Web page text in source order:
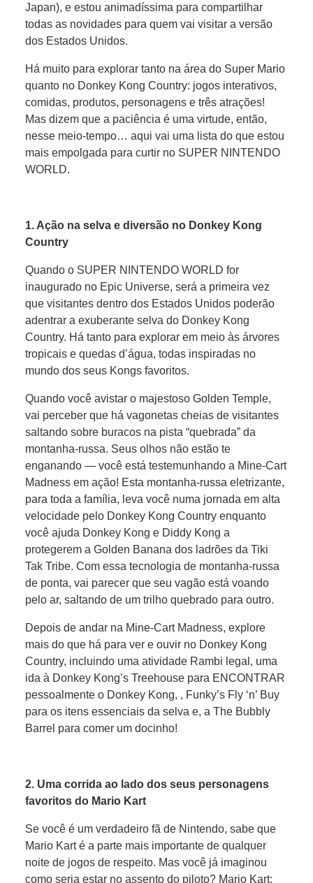
Japan), e estou animadíssima para compartilhar
todas as novidades para quem vai visitar a versão
dos Estados Unidos.
Há muito para explorar tanto na área do Super Mario
quanto no Donkey Kong Country: jogos interativos,
comidas, produtos, personagens e três atrações!
Mas dizem que a paciência é uma virtude, então,
nesse meio-tempo… aqui vai uma lista do que estou
mais empolgada para curtir no SUPER NINTENDO
WORLD.
1. Ação na selva e diversão no Donkey Kong
Country
Quando o SUPER NINTENDO WORLD for
inaugurado no Epic Universe, será a primeira vez
que visitantes dentro dos Estados Unidos poderão
adentrar a exuberante selva do Donkey Kong
Country. Há tanto para explorar em meio às árvores
tropicais e quedas d’água, todas inspiradas no
mundo dos seus Kongs favoritos.
Quando você avistar o majestoso Golden Temple,
vai perceber que há vagonetas cheias de visitantes
saltando sobre buracos na pista “quebrada” da
montanha-russa. Seus olhos não estão te
enganando — você está testemunhando a Mine-Cart
Madness em ação! Esta montanha-russa eletrizante,
para toda a família, leva você numa jornada em alta
velocidade pelo Donkey Kong Country enquanto
você ajuda Donkey Kong e Diddy Kong a
protegerem a Golden Banana dos ladrões da Tiki
Tak Tribe. Com essa tecnologia de montanha-russa
de ponta, vai parecer que seu vagão está voando
pelo ar, saltando de um trilho quebrado para outro.
Depois de andar na Mine-Cart Madness, explore
mais do que há para ver e ouvir no Donkey Kong
Country, incluindo uma atividade Rambi legal, uma
ida à Donkey Kong’s Treehouse para ENCONTRAR
pessoalmente o Donkey Kong, , Funky’s Fly ‘n’ Buy
para os itens essenciais da selva e, a The Bubbly
Barrel para comer um docinho!
2. Uma corrida ao lado dos seus personagens
favoritos do Mario Kart
Se você é um verdadeiro fã de Nintendo, sabe que
Mario Kart é a parte mais importante de qualquer
noite de jogos de respeito. Mas você já imaginou
como seria estar no assento do piloto? Mario Kart: